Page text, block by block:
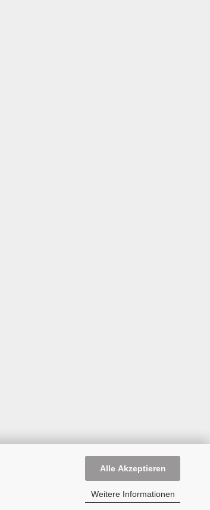
Alle Akzeptieren
Weitere Informationen